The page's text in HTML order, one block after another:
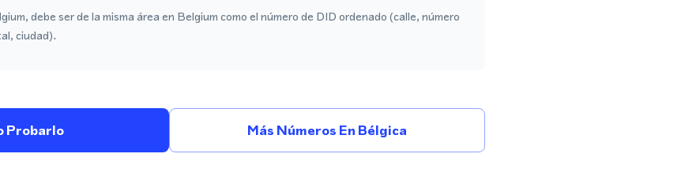
debe ser de la misma área en Belgium como el número de DID ordenado (calle, número
ciudad).
Probarlo Más Números En Bélgica